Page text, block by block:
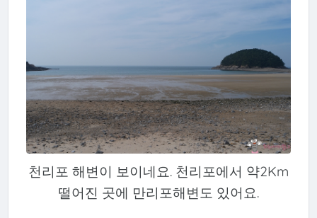
천리포 해변이 보이네요. 천리포에서 약2Km
떨어진 곳에 만리포해변도 있어요.